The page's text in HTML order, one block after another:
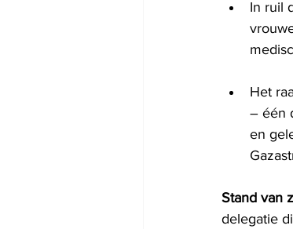
In ruil
Het
– één
en
Stand van
delegatie